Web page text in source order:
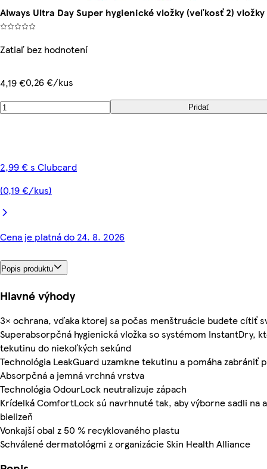
Always Ultra Day Super hygienické vložky (veľkosť 2)
Zatiaľ bez hodnotení
4,19 €0,26 €/kus
Pridať
2,99 € s Clubcard
(0,19 €/kus)
Cena je platná do 24. 8. 2026
Popis produktu
Hlavné výhody
3× ochrana, vďaka ktorej sa počas menštruácie budete cítiť
Superabsorpčná hygienická vložka so systémom InstantDry,
tekutinu do niekoľkých sekúnd
Technológia LeakGuard uzamkne tekutinu a pomáha zabrániť
Absorpčná a jemná vrchná vrstva
Technológia OdourLock neutralizuje zápach
Krídelká ComfortLock sú navrhnuté tak, aby výborne sadli na
bielizeň
Vonkajší obal z 50 % recyklovaného plastu
Schválené dermatológmi z organizácie Skin Health Alliance